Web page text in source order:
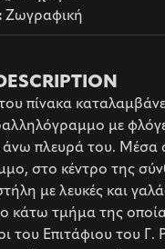
Ζωγραφική
πίνακα
με
άνω πλευρά του. Μέσα
στο κέντρο της
με λευκές και
κάτω τμήμα της
του Επιτάφιου του Γ.